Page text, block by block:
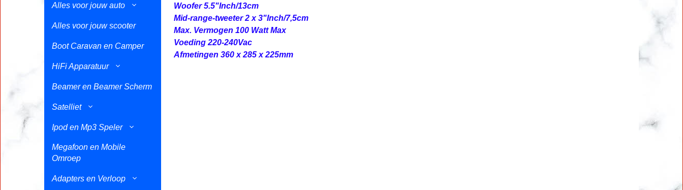
Alles voor jouw auto
Alles voor jouw scooter
Boot Caravan en Camper
HiFi Apparatuur
Beamer en Beamer Scherm
Satelliet
Ipod en Mp3 Speler
Megafoon en Mobile
Omroep
Adapters en Verloop
Woofer 5.5"Inch/13cm
Mid-range-tweeter 2 x 3"Inch/7,5cm
Max. Vermogen 100 Watt Max
Voeding 220-240Vac
Afmetingen 360 x 285 x 225mm